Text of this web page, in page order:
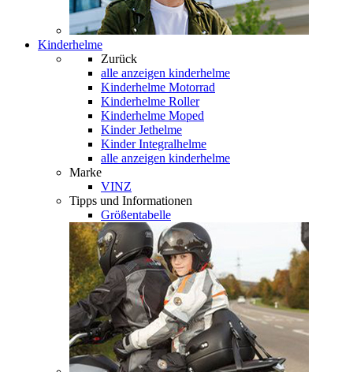
Kinderhelme
Zurück
alle anzeigen kinderhelme
Kinderhelme Motorrad
Kinderhelme Roller
Kinderhelme Moped
Kinder Jethelme
Kinder Integralhelme
alle anzeigen kinderhelme
Marke
VINZ
Tipps und Informationen
Größentabelle